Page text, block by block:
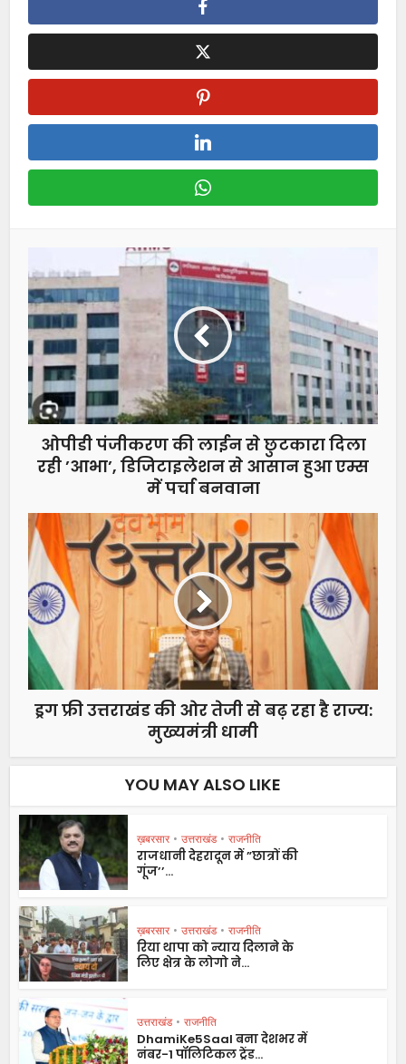
ओपीडी पंजीकरण की लाईन से छुटकारा दिला
रही ’आभा’, डिजिटाइलेशन से आसान हुआ एम्स
में पर्चा बनवाना
ड्रग फ्री उत्तराखंड की ओर तेजी से बढ़ रहा है राज्य:
मुख्यमंत्री धामी
YOU MAY ALSO LIKE
ख़बरसार • उत्तराखंड • राजनीति
राजधानी देहरादून में ”छात्रों की
गूंज’’...
ख़बरसार • उत्तराखंड • राजनीति
रिया थापा को न्याय दिलाने के
लिए क्षेत्र के लोगो ने...
उत्तराखंड • राजनीति
DhamiKe5Saal बना देशभर में
नंबर-1 पॉलिटिकल ट्रेंड...